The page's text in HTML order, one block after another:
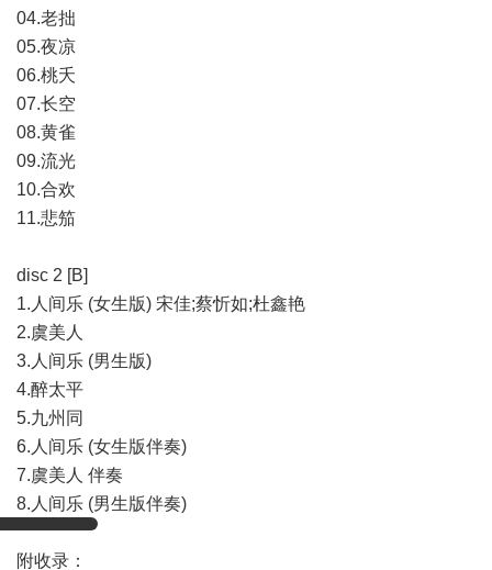
04.老拙
05.夜凉
06.桃夭
07.长空
08.黄雀
09.流光
10.合欢
11.悲笳
disc 2 [B]
1.人间乐 (女生版) 宋佳;蔡忻如;杜鑫艳
2.虞美人
3.人间乐 (男生版)
4.醉太平
5.九州同
6.人间乐 (女生版伴奏)
7.虞美人 伴奏
8.人间乐 (男生版伴奏)
附收录：